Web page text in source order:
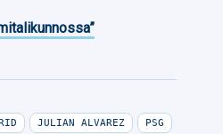
JULIAN ALVAREZ PSG